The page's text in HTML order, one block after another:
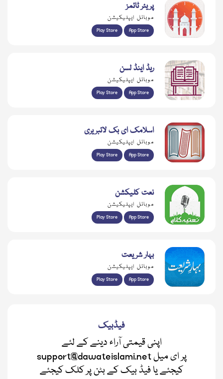
پریئر ٹائمز
موبائل ایپلیکیشن
Play Store App Store
ریڈ اینڈ لسن
موبائل ایپلیکیشن
Play Store App Store
اسلامک ای بک لائبریری
موبائل ایپلیکیشن
Play Store App Store
نعت کلیکشن
موبائل ایپلیکیشن
Play Store App Store
بہار شریعت
موبائل ایپلیکیشن
Play Store App Store
فیڈبیک
اپنی قیمتی آراء دینے کے لئے
support@dawateislami.net پر ای میل
کیجئے یا فیڈ بیک کے بٹن پر کلک کیجئے